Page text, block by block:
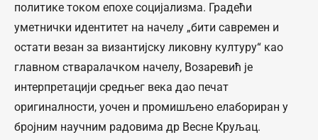
политике током епохе социјализма. Градећи
уметнички идентитет на начелу „бити савремен и
остати везан за византијску ликовну културу“ као
главном стваралачком начелу, Возаревић је
интерпретацији средњег века дао печат
оригиналности, уочен и промишљено елабориран у
бројним научним радовима др Весне Круљац.